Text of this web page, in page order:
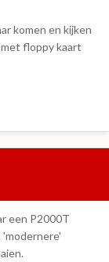
komen en kijken
floppy kaart
een P2000T
'modernere'